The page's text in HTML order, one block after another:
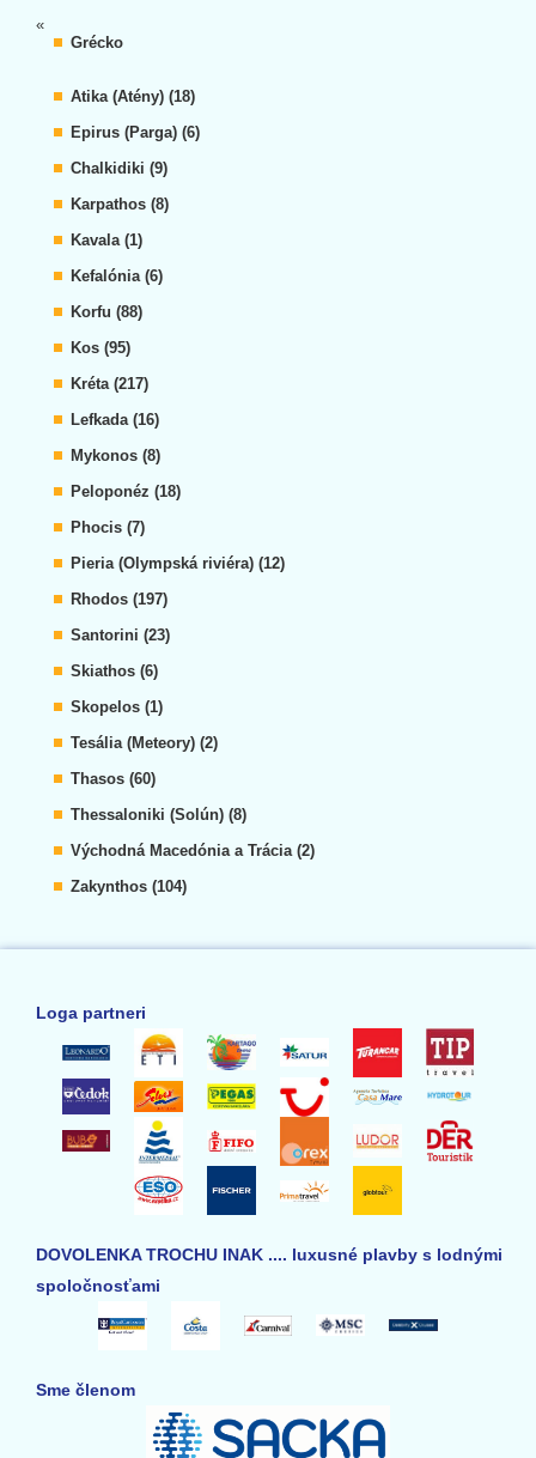
«
Grécko
Atika (Atény) (18)
Epirus (Parga) (6)
Chalkidiki (9)
Karpathos (8)
Kavala (1)
Kefalónia (6)
Korfu (88)
Kos (95)
Kréta (217)
Lefkada (16)
Mykonos (8)
Peloponéz (18)
Phocis (7)
Pieria (Olympská riviéra) (12)
Rhodos (197)
Santorini (23)
Skiathos (6)
Skopelos (1)
Tesália (Meteory) (2)
Thasos (60)
Thessaloniki (Solún) (8)
Východná Macedónia a Trácia (2)
Zakynthos (104)
Loga partneri
DOVOLENKA TROCHU INAK .... luxusné plavby s lodnými
spoločnosťami
Sme členom